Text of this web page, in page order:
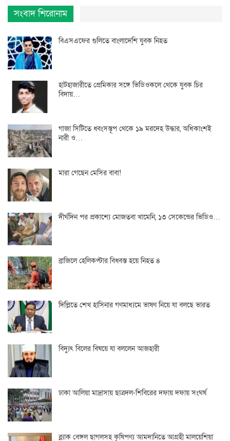
সংবাদ শিরোনাম
বিএসএফের গুলিতে বাংলাদেশি যুবক নিহত
হাটহাজারীতে প্রেমিকার সঙ্গে ভিডিওকলে থেকে যুবক চির
বিদায়…
গাজা সিটিতে ধ্বংসস্তূপ থেকে ১৯ মরদেহ উদ্ধার, অধিকাংশই
নারী ও…
মারা গেছেন মেসির বাবা!
দীর্ঘদিন পর প্রকাশ্যে মোজতবা খামেনি, ১৩ সেকেন্ডের ভিডিও…
ব্রাজিলে হেলিকপ্টার বিধ্বস্ত হয়ে নিহত ৪
দিল্লিতে শেখ হাসিনার গণমাধ্যমে ভাষণ নিয়ে যা বলছে ভারত
বিদ্যুৎ বিলের বিষয়ে যা বললেন আজহারী
ঢাকা আলিয়া মাদ্রাসায় ছাত্রদল-শিবিরের দফায় দফায় সংঘর্ষ
ব্ল্যাক বেঙ্গল ছাগলসহ কৃষিপণ্য আমদানিতে আগ্রহী মালয়েশিয়া